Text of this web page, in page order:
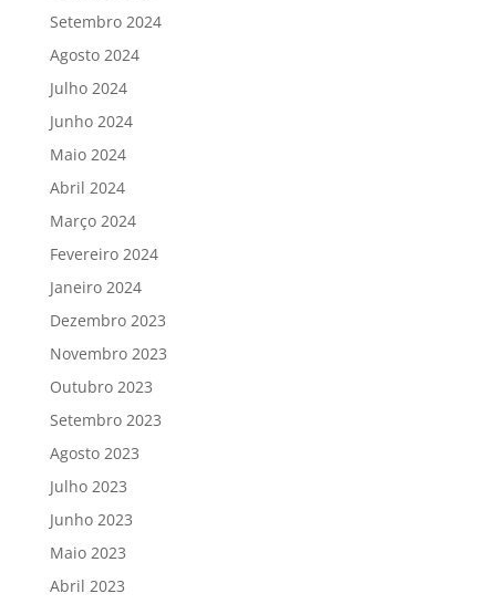
Setembro 2024
Agosto 2024
Julho 2024
Junho 2024
Maio 2024
Abril 2024
Março 2024
Fevereiro 2024
Janeiro 2024
Dezembro 2023
Novembro 2023
Outubro 2023
Setembro 2023
Agosto 2023
Julho 2023
Junho 2023
Maio 2023
Abril 2023